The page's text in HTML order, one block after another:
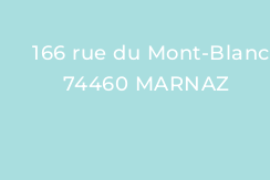
166 rue du Mont-Blanc
74460 MARNAZ